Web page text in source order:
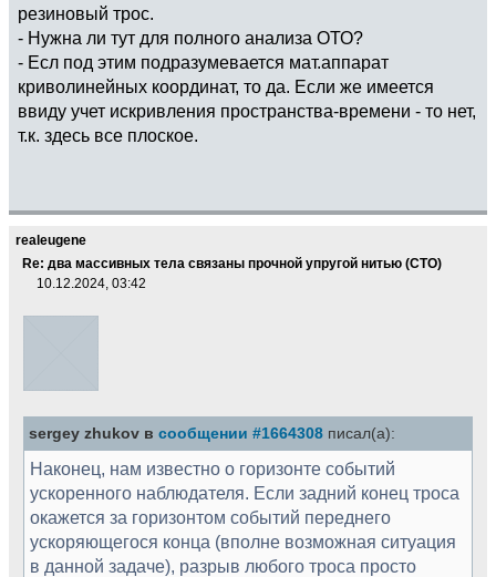
резиновый трос.
- Нужна ли тут для полного анализа ОТО?
- Есл под этим подразумевается мат.аппарат
криволинейных координат, то да. Если же имеется
ввиду учет искривления пространства-времени - то нет,
т.к. здесь все плоское.
realeugene
Re: два массивных тела связаны прочной упругой нитью (СТО)
10.12.2024, 03:42
sergey zhukov в сообщении #1664308 писал(а):
Наконец, нам известно о горизонте событий
ускоренного наблюдателя. Если задний конец троса
окажется за горизонтом событий переднего
ускоряющегося конца (вполне возможная ситуация
в данной задаче), разрыв любого троса просто